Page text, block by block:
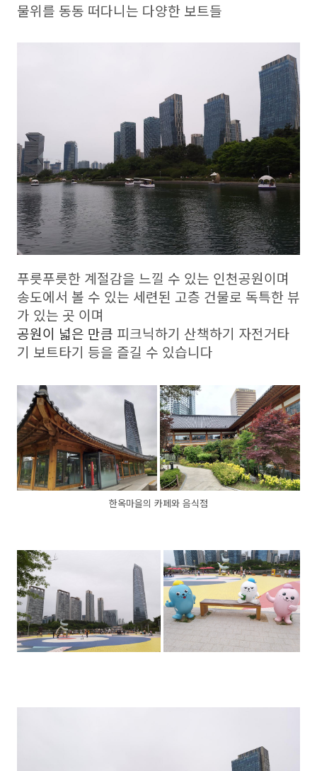
물위를 동동 떠다니는 다양한 보트들
푸릇푸릇한 계절감을 느낄 수 있는 인천공원이며
송도에서 볼 수 있는 세련된 고층 건물로 독특한 뷰
가 있는 곳 이며
공원이 넓은 만큼 피크닉하기 산책하기 자전거타
기 보트타기 등을 즐길 수 있습니다
한옥마을의 카페와 음식점